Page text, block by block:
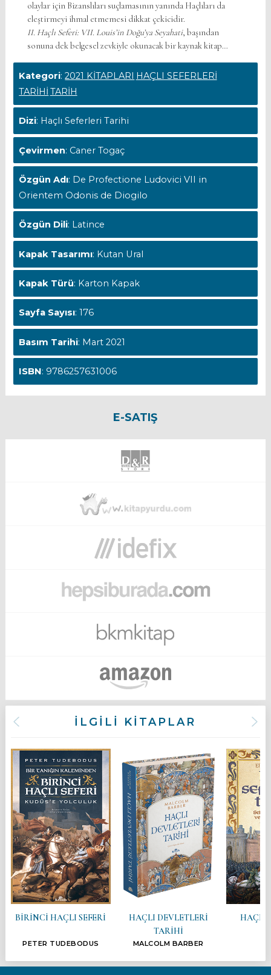
olaylar için Bizanslıları suçlamasının yanında Haçlıları da
eleştirmeyi ihmal etmemesi dikkat çekicidir.
II. Haçlı Seferi: VII. Louis’in Doğu’ya Seyahati, başından
sonuna dek belgesel zevkiyle okunacak bir kaynak kitap…
Kategori:2021 KİTAPLARI HAÇLI SEFERLERİ
TARİHİ TARİH
Dizi: Haçlı Seferleri Tarihi
Çevirmen: Caner Togaç
Özgün Adı: De Profectione Ludovici VII in
Orientem Odonis de Diogilo
Özgün Dili: Latince
Kapak Tasarımı: Kutan Ural
Kapak Türü: Karton Kapak
Sayfa Sayısı: 176
Basım Tarihi: Mart 2021
ISBN: 9786257631006
E-SATIŞ
İLGİLİ KİTAPLAR
BİRİNCİ HAÇLI SEFERİ
PETER TUDEBODUS
HAÇLI DEVLETLERİ
TARİHİ
MALCOLM BARBER
HAÇLI